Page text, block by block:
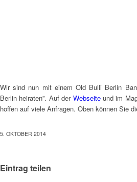
Wir sind nun mit einem Old Bulli Berlin
Berlin heiraten”. Auf der Webseiteund im
hoffen auf viele Anfragen. Oben können Sie
5. OKTOBER 2014
Eintrag teilen